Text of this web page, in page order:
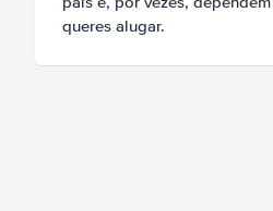
queres alugar.